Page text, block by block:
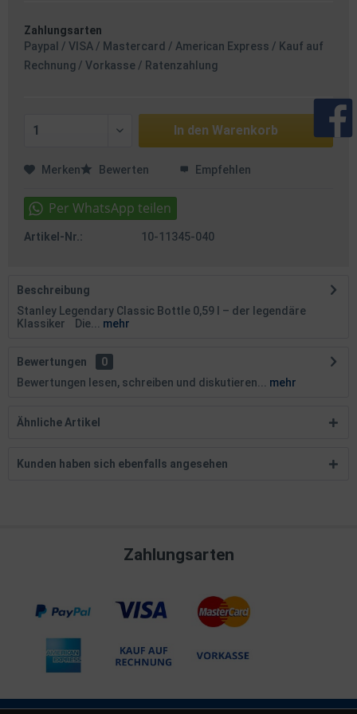
Zahlungsarten
Paypal / VISA / Mastercard / American Express / Kauf auf
Rechnung / Vorkasse / Ratenzahlung
In den Warenkorb
Merken Bewerten Empfehlen
Artikel-Nr.: 10-11345-040
Beschreibung
Stanley Legendary Classic Bottle 0,59 l – der legendäre
Klassiker Die...
mehr
Bewertungen
0
Bewertungen lesen, schreiben und diskutieren...
mehr
Ähnliche Artikel
Kunden haben sich ebenfalls angesehen
Zahlungsarten